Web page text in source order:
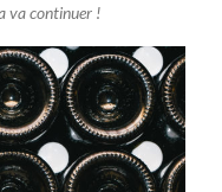
va continuer !